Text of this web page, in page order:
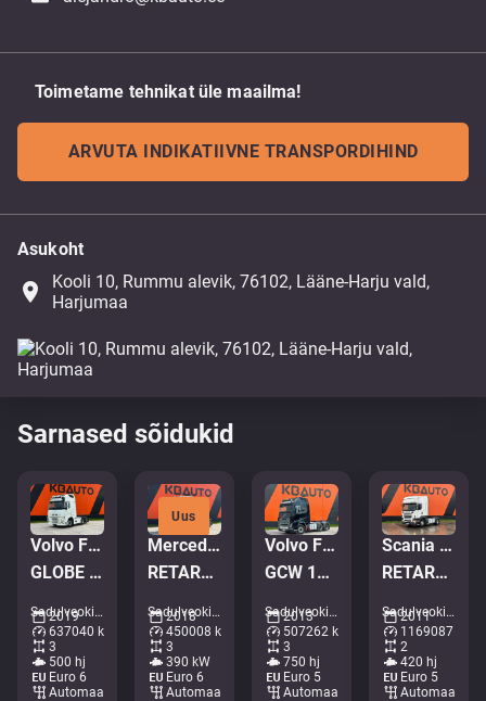
Toimetame tehnikat üle maailma!
ARVUTA INDIKATIIVNE TRANSPORDIHIND
Asukoht
place
Kooli 10, Rummu alevik, 76102, Lääne-Harju vald,
Harjumaa
Sarnased sõidukid
Volvo FH 500 6x2
GLOBE XL / RETARDER / DOUBLE BOGIE
Sadulveokid • M635-9922
2019
637040 km
3
500 hj
Euro 6
Automaat
Uus
Mercedes-Benz Actros 2653 6x2
RETARDER / DOUBLE BOGIE / GIGASPACE
Sadulveokid • M237-5168
2018
450008 km
3
390 kW
Euro 6
Automaat
Volvo FH16 750 6x4
GCW 100 TON / RETARDER / GLOBE XL / BIG AXEL / ADR
Sadulveokid • M550-7967
2013
507262 km
3
750 hj
Euro 5
Automaat
Scania R 420 4x2
RETARDER
Sadulveokid • M863-6080
2011
1169087 km
2
420 hj
Euro 5
Automaat